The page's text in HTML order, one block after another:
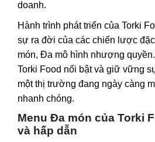
doanh.
Hành trình phát triển của Torki
sự ra đời của các chiến lược
món, Đa mô hình nhượng quyền
Torki Food nổi bật và giữ vững
một thị trường đang ngày càng
nhanh chóng.
Menu Đa món của Torki
và hấp dẫn